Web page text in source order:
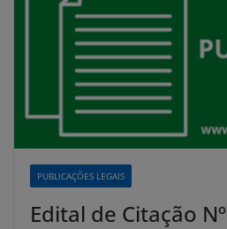
PUBLICAÇÕES LEGAIS
Edital de Citação Nº